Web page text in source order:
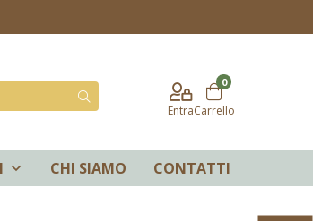
Entra
0
Carrello
CHI SIAMO CONTATTI